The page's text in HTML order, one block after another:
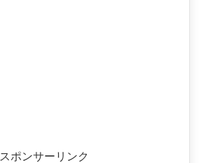
スポンサーリンク